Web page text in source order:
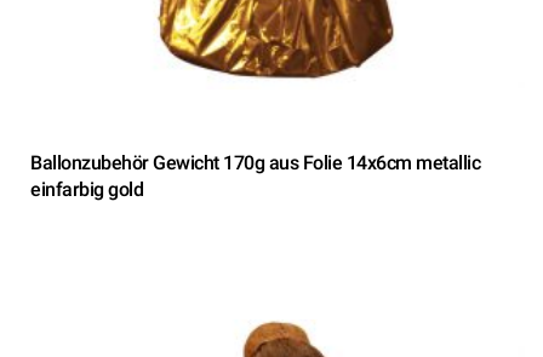
Ballonzubehör Gewicht 170g aus Folie 14x6cm metallic
einfarbig gold